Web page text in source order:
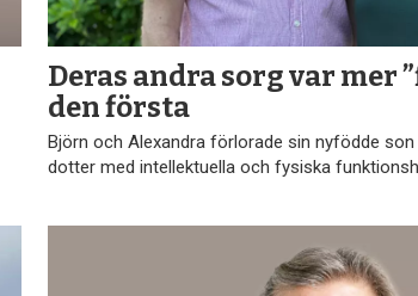
Deras andra sorg var mer
den första
Björn och Alexandra förlorade sin nyfödde
dotter med intellektuella och fysiska